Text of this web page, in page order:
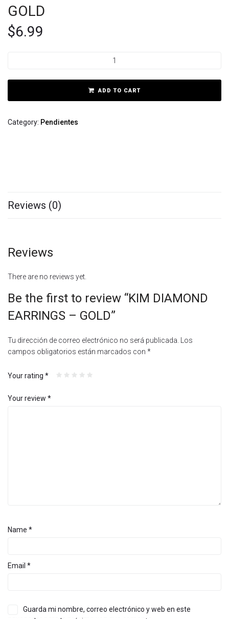
GOLD
$6.99
ADD TO CART
Category: Pendientes
Reviews (0)
Reviews
There are no reviews yet.
Be the first to review “KIM DIAMOND
EARRINGS – GOLD”
Tu dirección de correo electrónico no será publicada. Los
campos obligatorios están marcados con *
Your rating *
Your review *
Name *
Email *
Guarda mi nombre, correo electrónico y web en este